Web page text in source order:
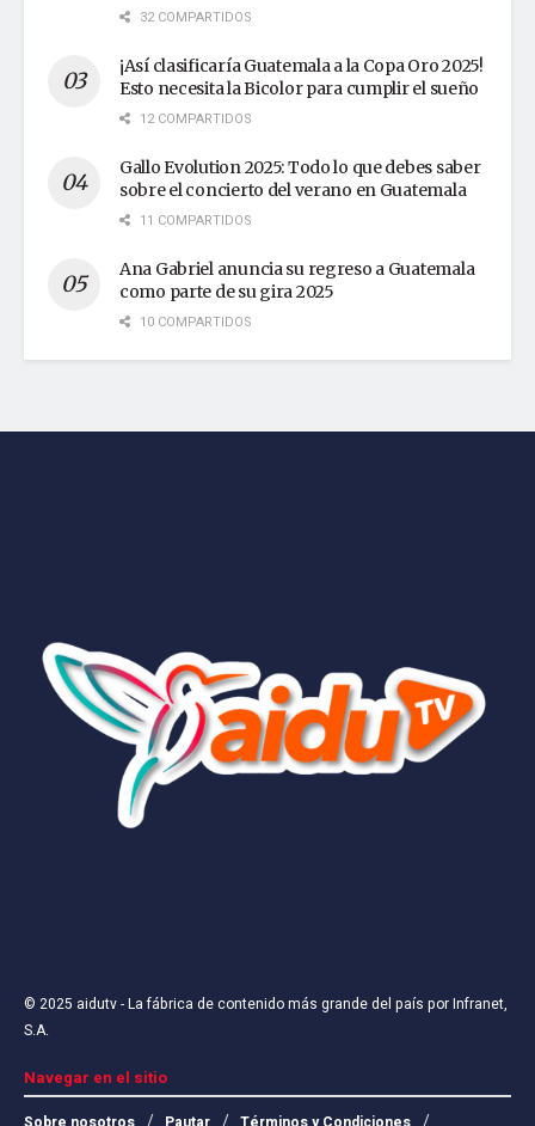
32 COMPARTIDOS
¡Así clasificaría Guatemala a la Copa Oro 2025!
Esto necesita la Bicolor para cumplir el sueño
12 COMPARTIDOS
Gallo Evolution 2025: Todo lo que debes saber
sobre el concierto del verano en Guatemala
11 COMPARTIDOS
Ana Gabriel anuncia su regreso a Guatemala
como parte de su gira 2025
10 COMPARTIDOS
© 2025 aidutv- La fábrica de contenido más grande del país porInfranet,
S.A.
Navegar en el sitio